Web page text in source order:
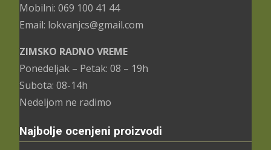
Mobilni: 069 100 41 44
Email: lokvanjcs@gmail.com
ZIMSKO RADNO VREME
Ponedeljak – Petak: 08 – 19h
Subota: 08-14h
Nedeljom ne radimo
Najbolje ocenjeni proizvodi